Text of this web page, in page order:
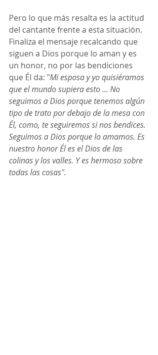
Pero lo que más resalta es la actitud
del cantante frente a esta situación.
Finaliza el mensaje recalcando que
siguen a Dios porque lo aman y es
un honor, no por las bendiciones
que Él da: "Mi esposa y yo quisiéramos
que el mundo supiera esto ... No
seguimos a Dios porque tenemos algún
tipo de trato por debajo de la mesa con
Él, como, te seguiremos si nos bendices.
Seguimos a Dios porque lo amamos. Es
nuestro honor Él es el Dios de las
colinas y los valles. Y es hermoso sobre
todas las cosas".